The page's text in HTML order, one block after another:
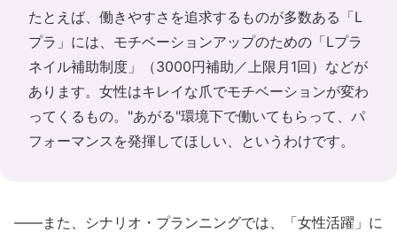
たとえば、働きやすさを追求するものが多数ある「L
プラ」には、モチベーションアップのための「Lプラ
ネイル補助制度」（3000円補助／上限月1回）などが
あります。女性はキレイな爪でモチベーションが変わ
ってくるもの。"あがる"環境下で働いてもらって、パ
フォーマンスを発揮してほしい、というわけです。
――また、シナリオ・プランニングでは、「女性活躍」に